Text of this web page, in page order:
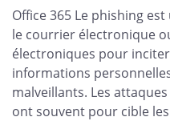
Office 365 Le phishing
le courrier électronique
électroniques pour
informations
malveillants. Les
ont souvent pour cible